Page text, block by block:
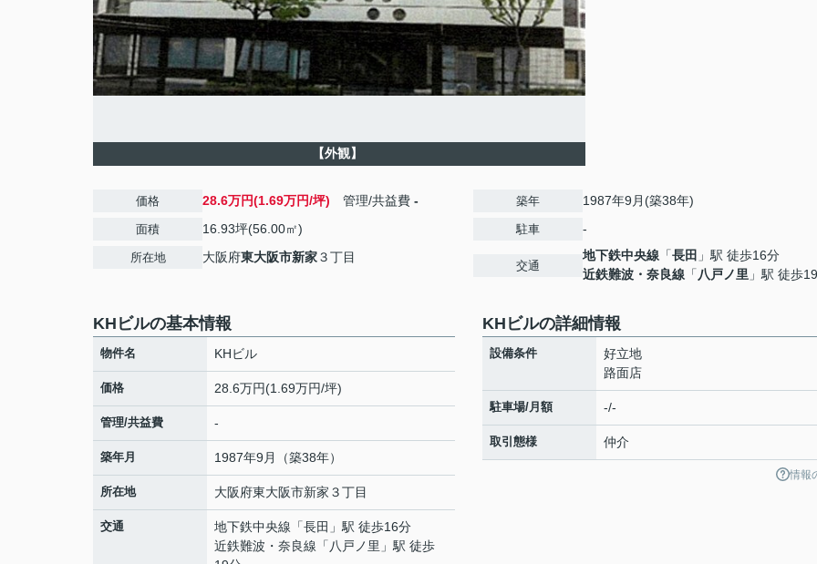
【外観】
価格 28.6万円(1.69万円/坪) 管理/共益費 -
面積 16.93坪(56.00㎡)
所在地 大阪府東大阪市新家３丁目
築年 1987年9月(築38年)
駐車 -
交通
地下鉄中央線 「長田 」駅 徒歩16分
近鉄難波・奈良線 「 八戸ノ里 」駅 徒歩
KHビルの基本情報
物件名 KHビル
価格 28.6万円(1.69万円/坪)
管理/共益費 -
築年月 1987年9月（築38年）
所在地 大阪府東大阪市新家 ３丁目
交通 地下鉄中央線 「長田 」駅 徒歩16分
近鉄難波・奈良線 「 八戸ノ里 」駅 徒歩
KHビルの詳細情報
設備条件
好立地
路面店
駐車場/月額 -/-
取引態様 仲介
情報